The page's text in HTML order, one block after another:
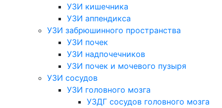
УЗИ кишечника
УЗИ аппендикса
УЗИ забрюшинного пространства
УЗИ почек
УЗИ надпочечников
УЗИ почек и мочевого пузыря
УЗИ сосудов
УЗИ головного мозга
УЗДГ сосудов головного мозга